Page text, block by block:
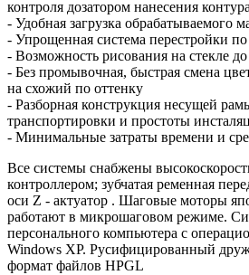
контроля дозатором нанесения контура
- Удобная загрузка обрабатываемого
- Упрощенная система перестройки по
- Возможность рисования на стекле
- Без промывочная, быстрая смена
на схожий по оттенку
- Разборная конструкция несущей
транспортировки и простоты
- Минимальные затраты времени и
Все системы снабжены
контроллером; зубчатая ременная
оси Z - актуатор . Шаговые моторы
работают в микрошаговом режиме.
персонального компьютера с
Windows XP. Русифицированный
формат файлов HPGL